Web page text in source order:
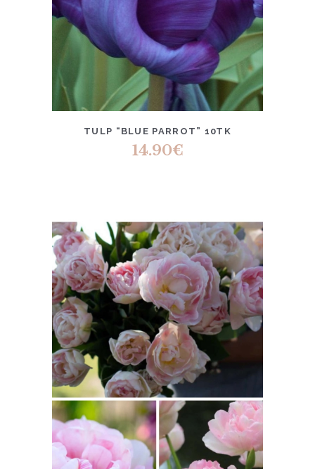
TULP “BLUE PARROT” 10TK
14.90€